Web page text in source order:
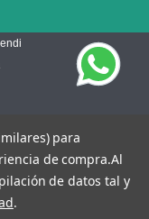
para
de compra.Al
de datos tal y
.